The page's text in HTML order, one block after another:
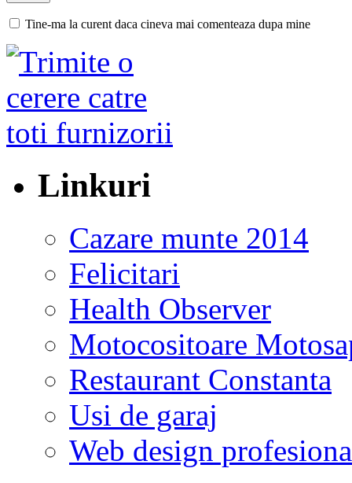
Tine-ma la curent daca cineva mai comenteaza dupa mine
Linkuri
Cazare munte 2014
Felicitari
Health Observer
Motocositoare
Restaurant Constanta
Usi de garaj
Web design